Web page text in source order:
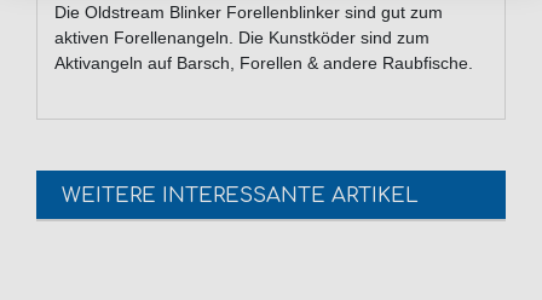
Die Oldstream Blinker Forellenblinker sind gut zum
aktiven Forellenangeln. Die Kunstköder sind zum
Aktivangeln auf Barsch, Forellen & andere Raubfische.
WEITERE INTERESSANTE ARTIKEL